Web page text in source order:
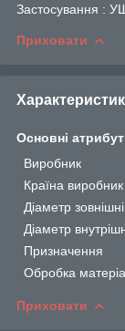
Застосування :
Приховати
Основні
Виробник
Країна виробник
Діаметр
Діаметр
Призначення
Обробка
Приховати